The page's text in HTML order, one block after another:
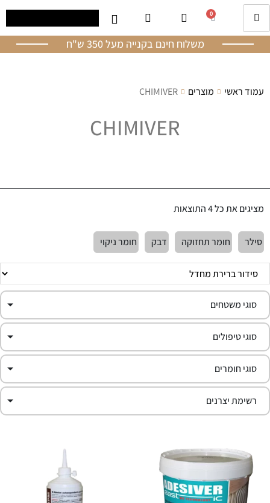
0
משלוח חינם בקנייה מעל 350 ש"ח
עמוד ראשי מוצרים CHIMIVER
CHIMIVER
מציגים את כל ⁦4⁩ התוצאות
סילר חומר תחזוקה דבק חומר ניקוי
סוגי משטחים
סוגי טיפולים
סוגי חומרים
רשימת יצרנים